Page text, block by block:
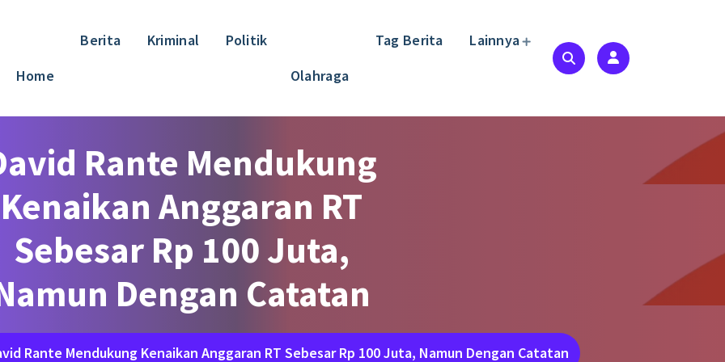
Home
Berita Kriminal
Politik
Olahraga
Tag Berita Lainnya
Rante Mendukung
Kenaikan Anggaran RT
Sebesar Rp 100 Juta,
Dengan Catatan
Rante Mendukung Kenaikan Anggaran RT Sebesar Rp 100 Juta, Namun Dengan Catatan